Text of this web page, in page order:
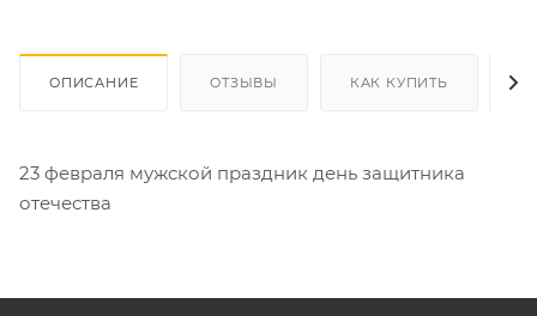
ОПИСАНИЕ ОТЗЫВЫ КАК КУПИТЬ
23 февраля мужской праздник день защитника
отечества